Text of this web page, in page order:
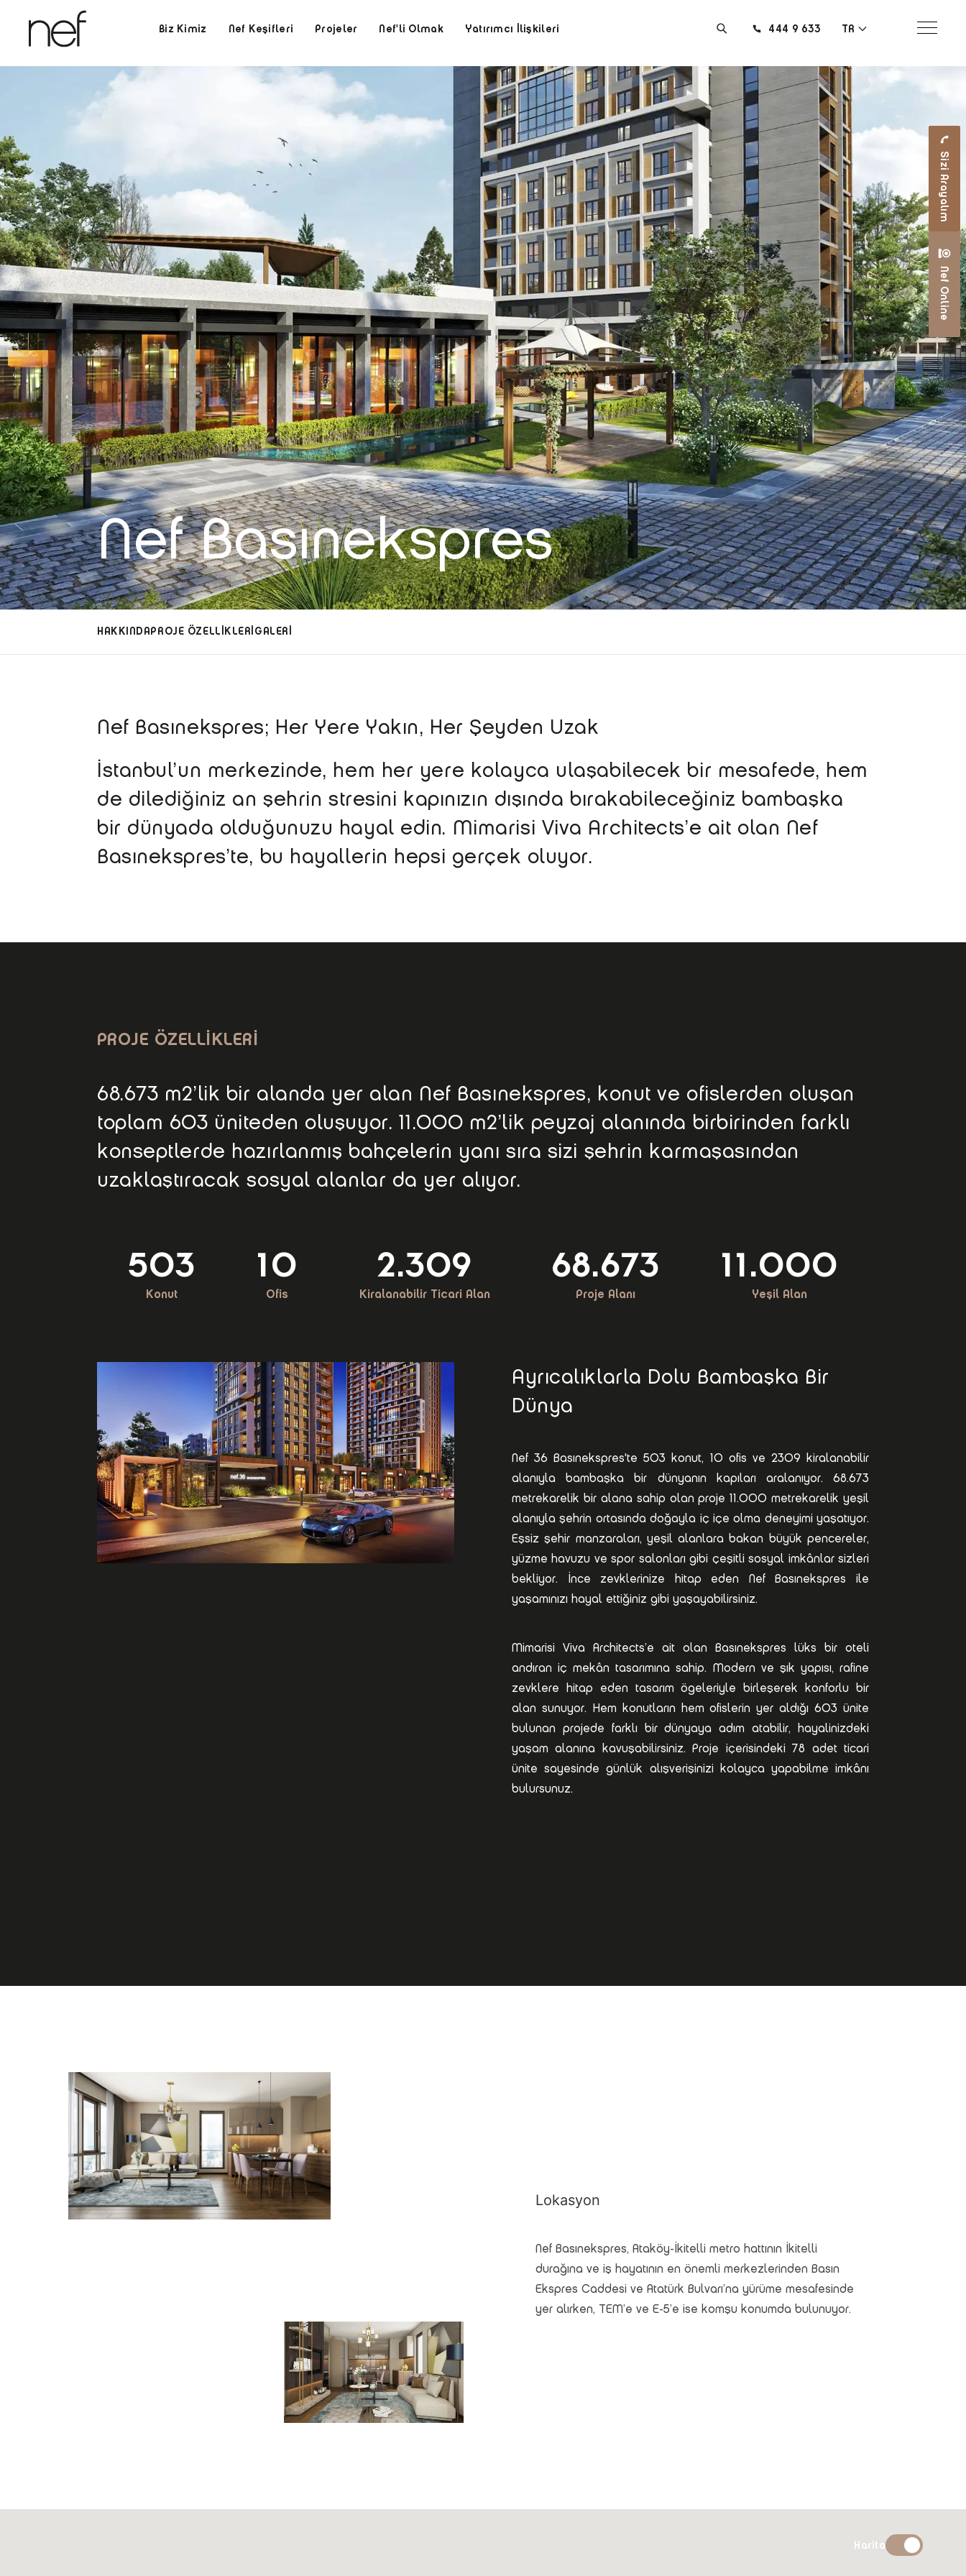
Biz Kimiz Nef Keşifleri Projeler Nef'li Olmak Yatırımcı İlişkileri 444 9 633 TR
Sizi Arayalım
Nef Online
Nef Basınekspres
HAKKINDAPROJE ÖZELLİKLERİ GALERİ
Nef Basınekspres; Her Yere Yakın, Her Şeyden Uzak
İstanbul’un merkezinde, hem her yere kolayca ulaşabilecek bir mesafede, hem
de dilediğiniz an şehrin stresini kapınızın dışında bırakabileceğiniz bambaşka
bir dünyada olduğunuzu hayal edin. Mimarisi Viva Architects’e ait olan Nef
Basınekspres’te, bu hayallerin hepsi gerçek oluyor.
PROJE ÖZELLİKLERİ
68.673 m2’lik bir alanda yer alan Nef Basınekspres, konut ve ofislerden oluşan
toplam 603 üniteden oluşuyor. 11.000 m2’lik peyzaj alanında birbirinden farklı
konseptlerde hazırlanmış bahçelerin yanı sıra sizi şehrin karmaşasından
uzaklaştıracak sosyal alanlar da yer alıyor.
503
Konut
10
Ofis
2.309
Kiralanabilir Ticari Alan
68.673
Proje Alanı
11.000
Yeşil Alan
Ayrıcalıklarla Dolu Bambaşka Bir
Dünya
Nef 36 Basınekspres'te 503 konut, 10 ofis ve 2309 kiralanabilir
alanıyla bambaşka bir dünyanın kapıları aralanıyor. 68.673
metrekarelik bir alana sahip olan proje 11.000 metrekarelik yeşil
alanıyla şehrin ortasında doğayla iç içe olma deneyimi yaşatıyor.
Eşsiz şehir manzaraları, yeşil alanlara bakan büyük pencereler,
yüzme havuzu ve spor salonları gibi çeşitli sosyal imkânlar sizleri
bekliyor. İnce zevklerinize hitap eden Nef Basınekspres ile
yaşamınızı hayal ettiğiniz gibi yaşayabilirsiniz.
Mimarisi Viva Architects’e ait olan Basınekspres lüks bir oteli
andıran iç mekân tasarımına sahip. Modern ve şık yapısı, rafine
zevklere hitap eden tasarım ögeleriyle birleşerek konforlu bir
alan sunuyor. Hem konutların hem ofislerin yer aldığı 603 ünite
bulunan projede farklı bir dünyaya adım atabilir, hayalinizdeki
yaşam alanına kavuşabilirsiniz. Proje içerisindeki 78 adet ticari
ünite sayesinde günlük alışverişinizi kolayca yapabilme imkânı
bulursunuz.
Lokasyon
Nef Basınekspres, Ataköy-İkitelli metro hattının İkitelli
durağına ve iş hayatının en önemli merkezlerinden Basın
Ekspres Caddesi ve Atatürk Bulvarı’na yürüme mesafesinde
yer alırken, TEM’e ve E-5’e ise komşu konumda bulunuyor.
Harita